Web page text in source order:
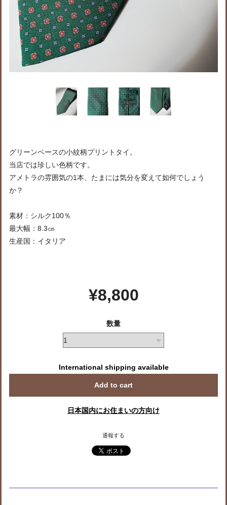
グリーンベースの小紋柄プリントタイ。
当店では珍しい色柄です。
アメトラの雰囲気の1本、たまには気分を変えて如何でしょう
か？
素材：シルク100％
最大幅：8.3㎝
生産国：イタリア
¥8,800
数量
International shipping available
Add to cart
日本国内にお住まいの方向け
通報する